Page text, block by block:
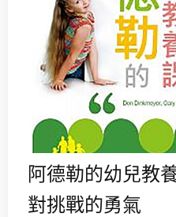
阿德勒的幼兒教
對挑戰的勇氣